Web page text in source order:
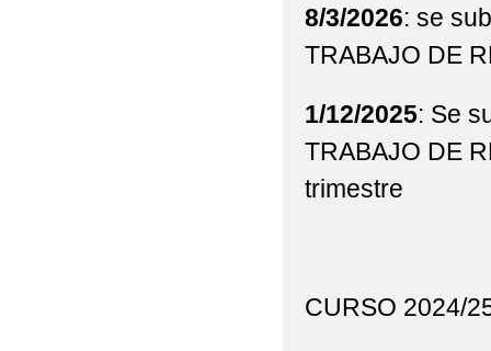
8/3/2026: se
TRABAJO DE
1/12/2025: Se
TRABAJO DE
trimestre
CURSO 2024/